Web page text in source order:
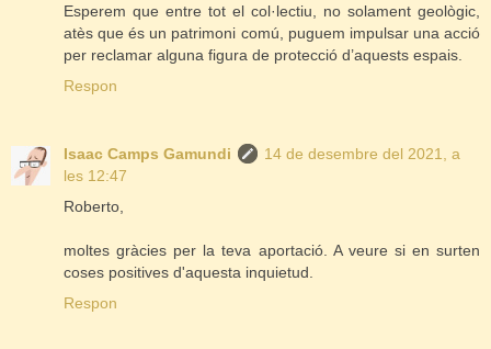
Esperem que entre tot el col·lectiu, no solament geològic,
atès que és un patrimoni comú, puguem impulsar una acció
per reclamar alguna figura de protecció d’aquests espais.
Respon
Isaac Camps Gamundi
14 de desembre del 2021, a
les 12:47
Roberto,
moltes gràcies per la teva aportació. A veure si en surten
coses positives d'aquesta inquietud.
Respon